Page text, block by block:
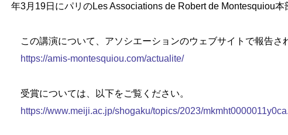
年3月19日にパリのLes Associations de Robert de Montesquiou
この講演について、アソシエーションのウェブサイトで報告さ
https://amis-montesquiou.com/actualite/
受賞については、以下をご覧ください。
https://www.meiji.ac.jp/shogaku/topics/2023/